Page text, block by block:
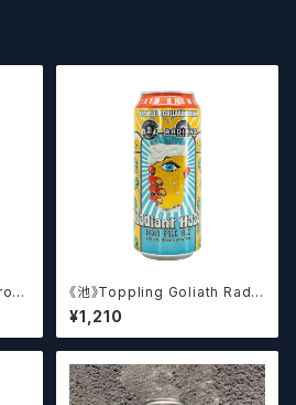
ラ
《池》Toppling Goliath Radia
nt Haze (473ml) / レディアン
ト ヘイズ【クラフトビール】
¥1,210